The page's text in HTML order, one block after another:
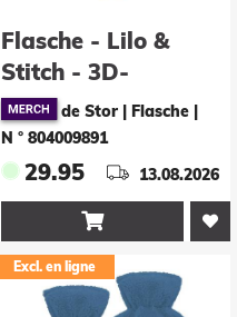
Flasche - Lilo &
Stitch - 3D-
Aluminiumflasche -
Stitch
de Stor | Flasche
N ° 804009891
29.95 13.08.2026

Excl. en ligne